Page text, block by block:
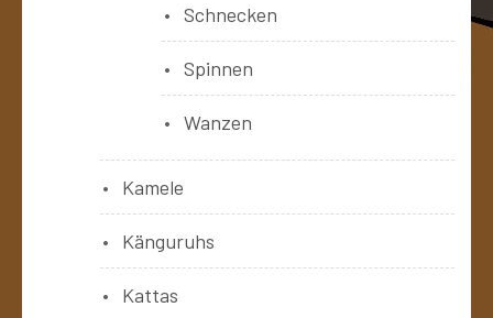
Schnecken
Spinnen
Wanzen
Kamele
Känguruhs
Kattas